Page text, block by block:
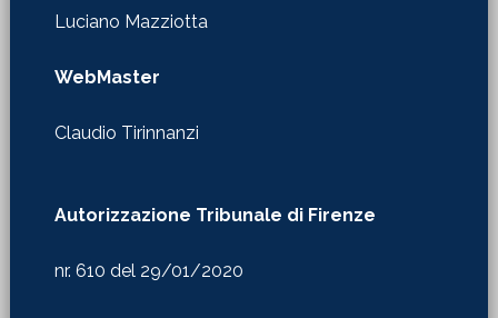
Luciano Mazziotta
WebMaster
Claudio Tirinnanzi
Autorizzazione Tribunale di Firenze
nr. 610 del 29/01/2020